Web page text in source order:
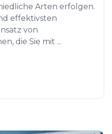
Arten erfolgen.
effektivsten
von
die Sie mit ...